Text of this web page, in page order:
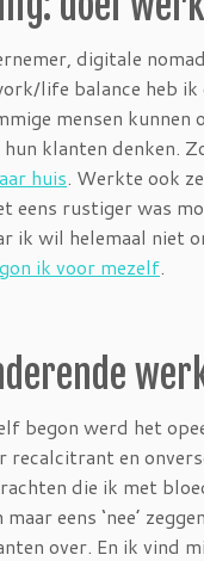
digitale
life balance heb ik
mensen
hun klanten denken.
huis. Werkte ook
eens rustiger was
ik wil helemaal niet
ik voor mezelf.
begon werd het
recalcitrant en
die ik met
eens ‘nee’
over. En ik vind